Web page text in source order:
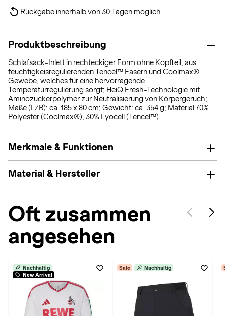
Rückgabe innerhalb von 30 Tagen möglich
Produktbeschreibung
Schlafsack-Inlett in rechteckiger Form ohne Kopfteil; aus
feuchtigkeisregulierenden Tencel™ Fasern und Coolmax®
Gewebe, welches für eine hervorragende
Temperaturregulierung sorgt; HeiQ Fresh-Technologie mit
Aminozuckerpolymer zur Neutralisierung von Körpergeruch;
Maße (L/B): ca. 185 x 80 cm; Gewicht: ca. 354 g; Material 70%
Polyester (Coolmax®), 30% Lyocell (Tencel™).
Merkmale & Funktionen
Material & Hersteller
Oft zusammen
angesehen
Nachhaltig
New Arrival
Sale Nachhaltig